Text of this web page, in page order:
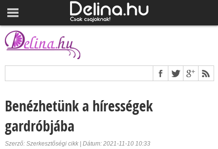
Benézhetünk a hírességek
gardróbjába
Szerző: Szerkesztőségi cikk | Dátum: 2021-11-10 10:33